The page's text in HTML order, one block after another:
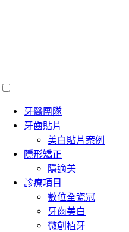
牙醫團隊
牙齒貼片
美白貼片案例
隱形矯正
隱適美
診療項目
數位全瓷冠
牙齒美白
微創植牙